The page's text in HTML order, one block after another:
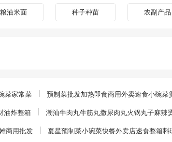
粮油米面 种子种苗 农副产品
菜家常菜 预制菜批发加热即食商用外卖速食小碗菜
油炸整箱 潮汕牛肉丸牛筋丸撒尿肉丸火锅丸子麻辣
商用批发 夏星预制菜小碗菜快餐外卖店速食整箱